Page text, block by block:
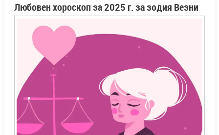
Любовен хороскоп за 2025 г. за зодия Везни